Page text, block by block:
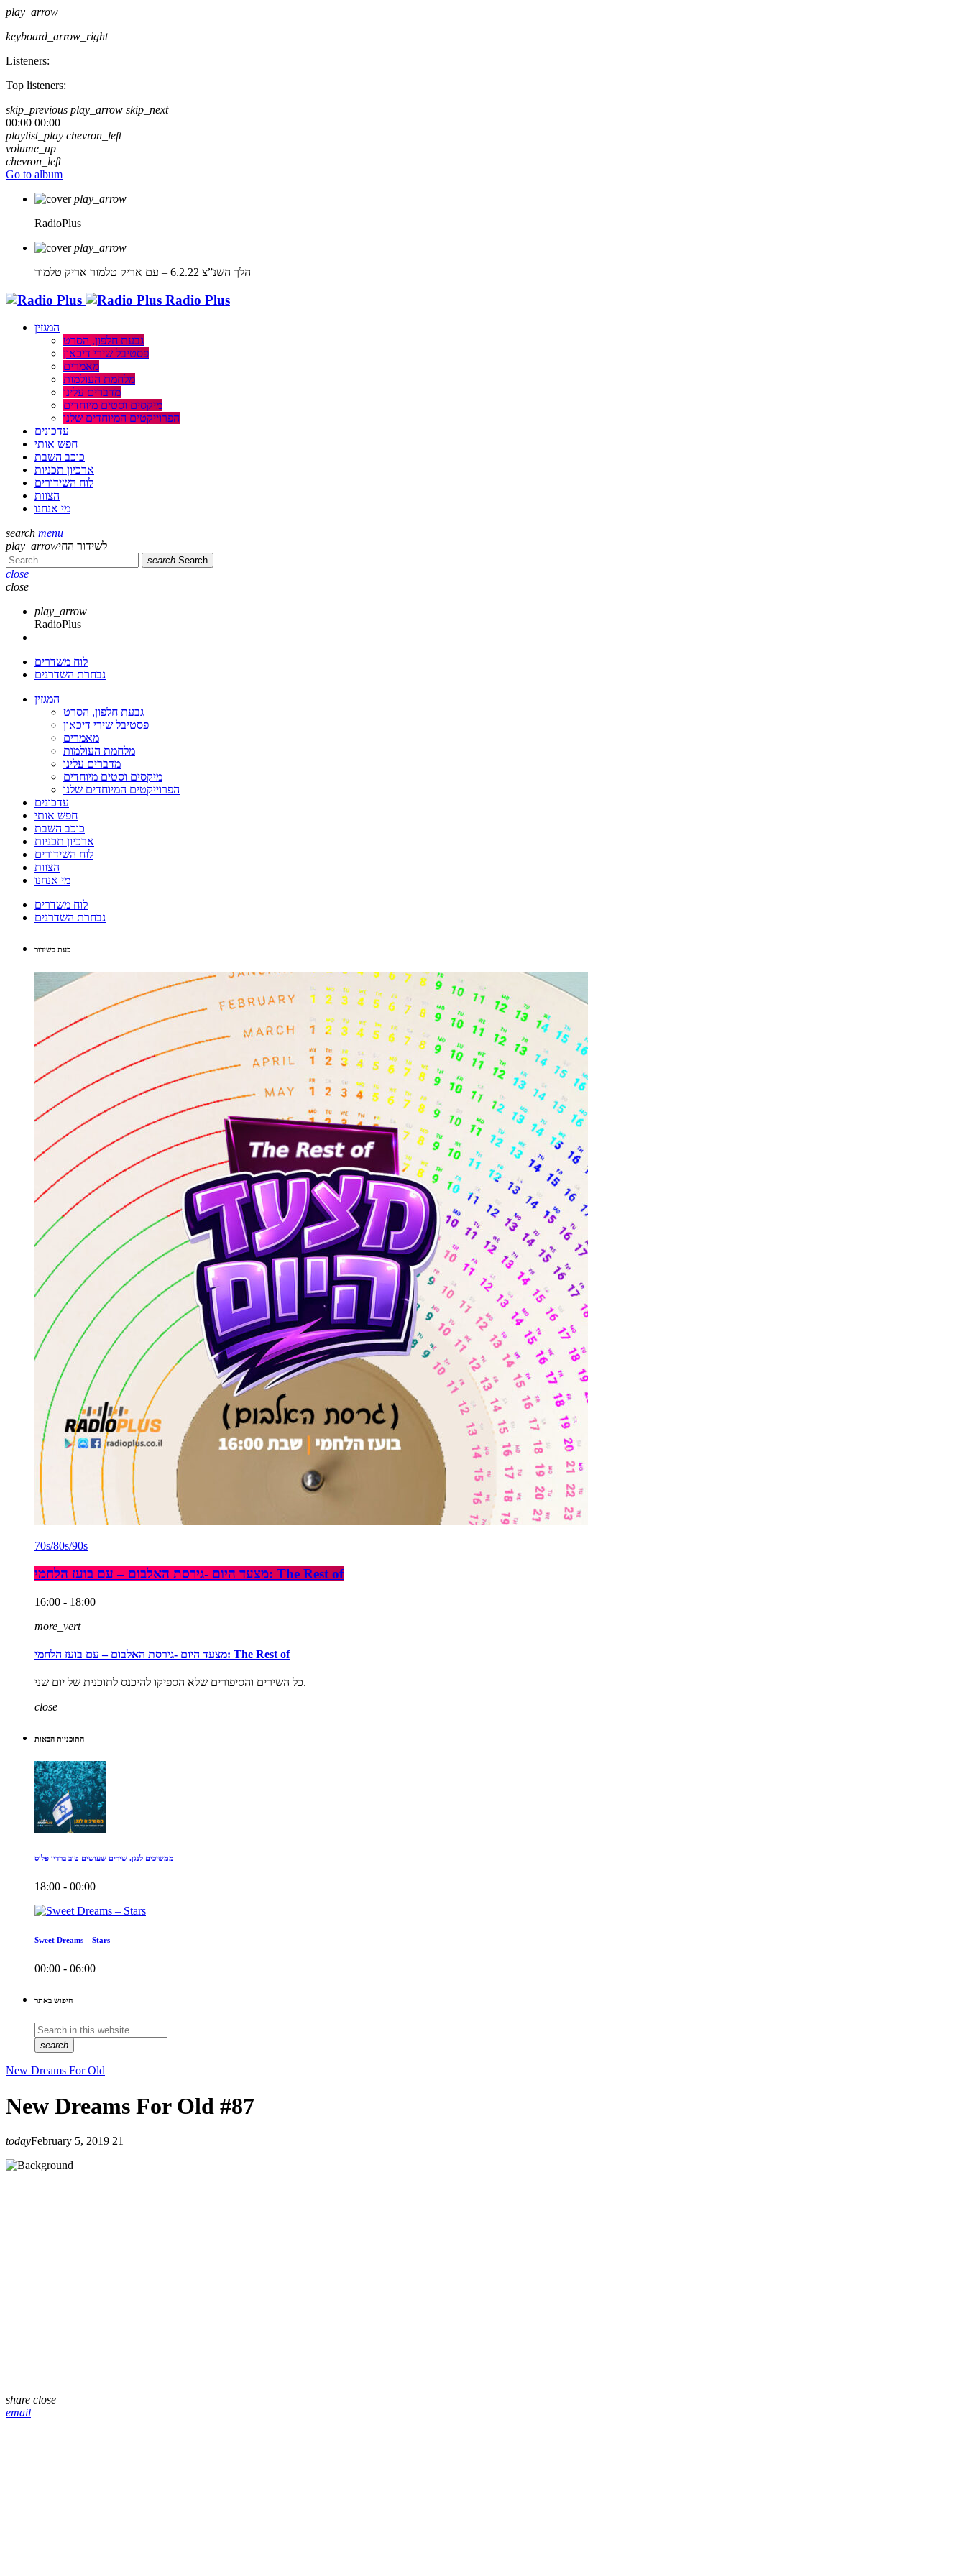
play_arrow
keyboard_arrow_right
Listeners:
Top listeners:
skip_previous play_arrow skip_next
00:00 00:00
playlist_play chevron_left
volume_up
chevron_left
Go to album
play_arrow
RadioPlus
play_arrow
הלך השנ”צ 6.2.22 – עם אריק טלמור
אריק טלמור
Radio Plus
המגזין
גבעת חלפון, הסרט
פסטיבל שירי דיכאון
מאמרים
מלחמת העולמות
מדברים עלינו
מיקסים וסטים מיוחדים
הפרוייקטים המיוחדים שלנו
עדכונים
חפש אותי
כוכב השבת
ארכיון תכניות
לוח השידורים
הצוות
מי אנחנו
search menu
play_arrowלשידור החי
search Search
close
close
play_arrow
RadioPlus
לוח משדרים
נבחרת השדרנים
המגזין
גבעת חלפון, הסרט
פסטיבל שירי דיכאון
מאמרים
מלחמת העולמות
מדברים עלינו
מיקסים וסטים מיוחדים
הפרוייקטים המיוחדים שלנו
עדכונים
חפש אותי
כוכב השבת
ארכיון תכניות
לוח השידורים
הצוות
מי אנחנו
לוח משדרים
נבחרת השדרנים
כעת בשידור
70s/80s/90s
מצעד היום -גירסת האלבום – עם בועז הלחמי: The Rest of
16:00 - 18:00
more_vert
מצעד היום -גירסת האלבום – עם בועז הלחמי: The Rest of
כל השירים והסיפורים שלא הספיקו להיכנס לתוכנית של יום שני.
close
התוכניות הבאות
ממשיכים לנגן. שירים שעושים טוב ברדיו פלוס
18:00 - 00:00
Sweet Dreams – Stars
00:00 - 06:00
חיפוש באתר
search
New Dreams For Old
New Dreams For Old #87
todayFebruary 5, 2019 21
share close
email